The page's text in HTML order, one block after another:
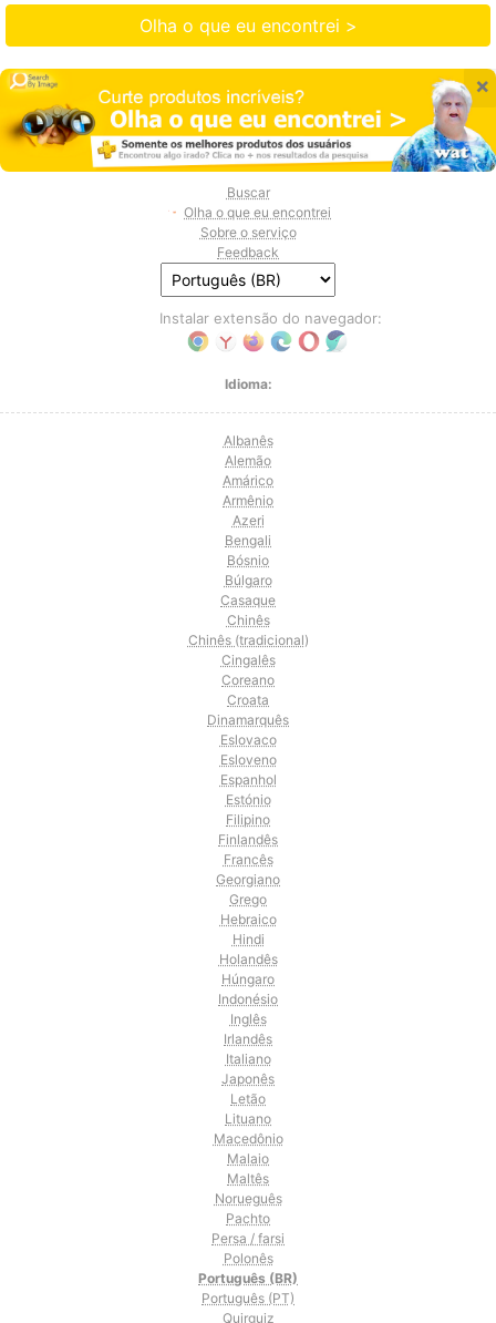
Olha o que eu encontrei >
×
Buscar
Olha o que eu encontrei
Sobre o serviço
Feedback
Instalar extensão do navegador:
Idioma:
Albanês
Alemão
Amárico
Armênio
Azeri
Bengali
Bósnio
Búlgaro
Casaque
Chinês
Chinês (tradicional)
Cingalês
Coreano
Croata
Dinamarquês
Eslovaco
Esloveno
Espanhol
Estónio
Filipino
Finlandês
Francês
Georgiano
Grego
Hebraico
Hindi
Holandês
Húngaro
Indonésio
Inglês
Irlandês
Italiano
Japonês
Letão
Lituano
Macedônio
Malaio
Maltês
Norueguês
Pachto
Persa / farsi
Polonês
Português (BR)
Português (PT)
Quirguiz